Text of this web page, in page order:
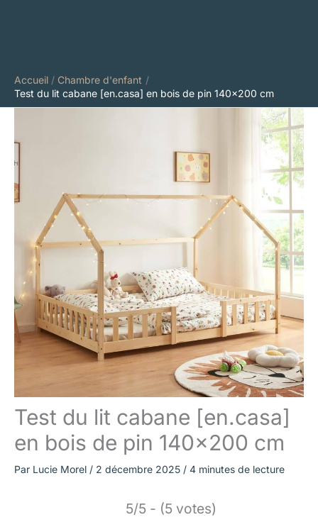
Accueil
Chambre d'enfant
Test du lit cabane [en.casa] en bois de pin 140×200 cm
Test du lit cabane [en.casa]
en bois de pin 140×200 cm
Par Lucie Morel / 2 décembre 2025 / 4 minutes de lecture
5/5 - (5 votes)